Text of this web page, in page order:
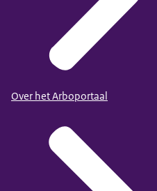
Over het Arboportaal